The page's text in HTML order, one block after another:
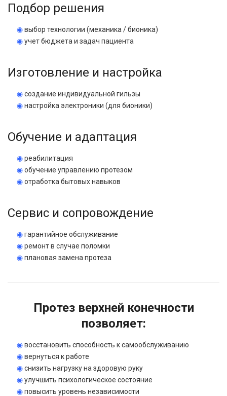
Подбор решения
◉выбор технологии (механика / бионика)
◉учет бюджета и задач пациента
Изготовление и настройка
◉создание индивидуальной гильзы
◉настройка электроники (для бионики)
Обучение и адаптация
◉реабилитация
◉обучение управлению протезом
◉отработка бытовых навыков
Сервис и сопровождение
◉гарантийное обслуживание
◉ремонт в случае поломки
◉плановая замена протеза
Протез верхней конечности
позволяет:
◉восстановить способность к самообслуживанию
◉вернуться к работе
◉снизить нагрузку на здоровую руку
◉улучшить психологическое состояние
◉повысить уровень независимости